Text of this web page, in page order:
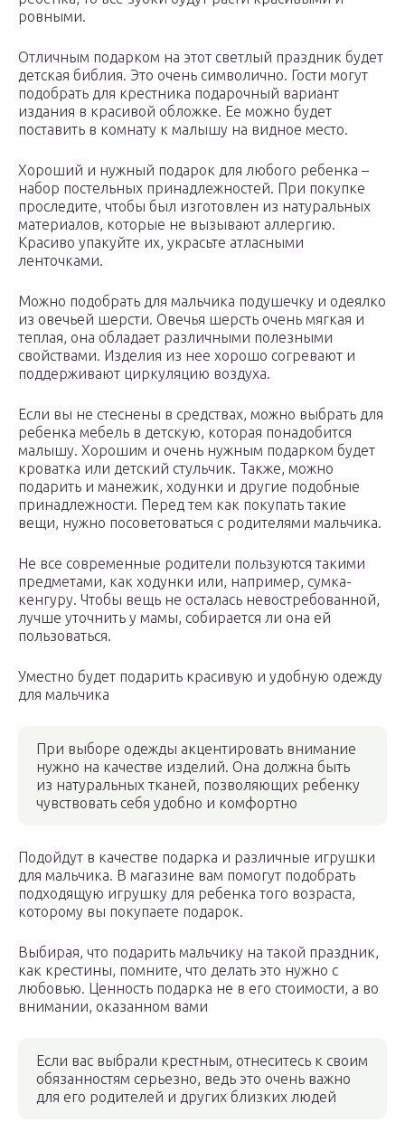
ровными.
Отличным подарком на этот светлый праздник будет
детская библия. Это очень символично. Гости могут
подобрать для крестника подарочный вариант
издания в красивой обложке. Ее можно будет
поставить в комнату к малышу на видное место.
Хороший и нужный подарок для любого ребенка –
набор постельных принадлежностей. При покупке
проследите, чтобы был изготовлен из натуральных
материалов, которые не вызывают аллергию.
Красиво упакуйте их, украсьте атласными
ленточками.
Можно подобрать для мальчика подушечку и одеялко
из овечьей шерсти. Овечья шерсть очень мягкая и
теплая, она обладает различными полезными
свойствами. Изделия из нее хорошо согревают и
поддерживают циркуляцию воздуха.
Если вы не стеснены в средствах, можно выбрать для
ребенка мебель в детскую, которая понадобится
малышу. Хорошим и очень нужным подарком будет
кроватка или детский стульчик. Также, можно
подарить и манежик, ходунки и другие подобные
принадлежности. Перед тем как покупать такие
вещи, нужно посоветоваться с родителями мальчика.
Не все современные родители пользуются такими
предметами, как ходунки или, например, сумка-
кенгуру. Чтобы вещь не осталась невостребованной,
лучше уточнить у мамы, собирается ли она ей
пользоваться.
Уместно будет подарить красивую и удобную одежду
для мальчика
При выборе одежды акцентировать внимание
нужно на качестве изделий. Она должна быть
из натуральных тканей, позволяющих ребенку
чувствовать себя удобно и комфортно
Подойдут в качестве подарка и различные игрушки
для мальчика. В магазине вам помогут подобрать
подходящую игрушку для ребенка того возраста,
которому вы покупаете подарок.
Выбирая, что подарить мальчику на такой праздник,
как крестины, помните, что делать это нужно с
любовью. Ценность подарка не в его стоимости, а во
внимании, оказанном вами
Если вас выбрали крестным, отнеситесь к своим
обязанностям серьезно, ведь это очень важно
для его родителей и других близких людей